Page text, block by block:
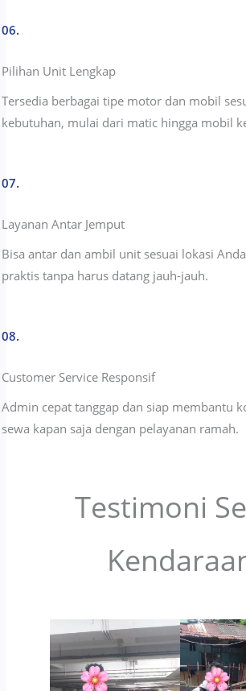
06.
Pilihan Unit Lengkap
Tersedia berbagai tipe motor dan mobil
kebutuhan, mulai dari matic hingga mobil
07.
Layanan Antar Jemput
Bisa antar dan ambil unit sesuai lokasi
praktis tanpa harus datang jauh-jauh.
08.
Customer Service Responsif
Admin cepat tanggap dan siap membantu
sewa kapan saja dengan pelayanan ramah.
Testimoni